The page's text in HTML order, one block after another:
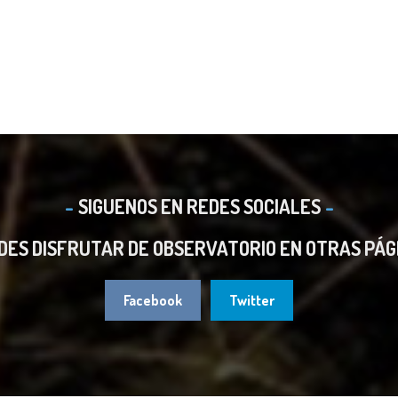
SIGUENOS EN REDES SOCIALES
DISFRUTAR DE OBSERVATORIO EN OTRAS
Facebook Twitter